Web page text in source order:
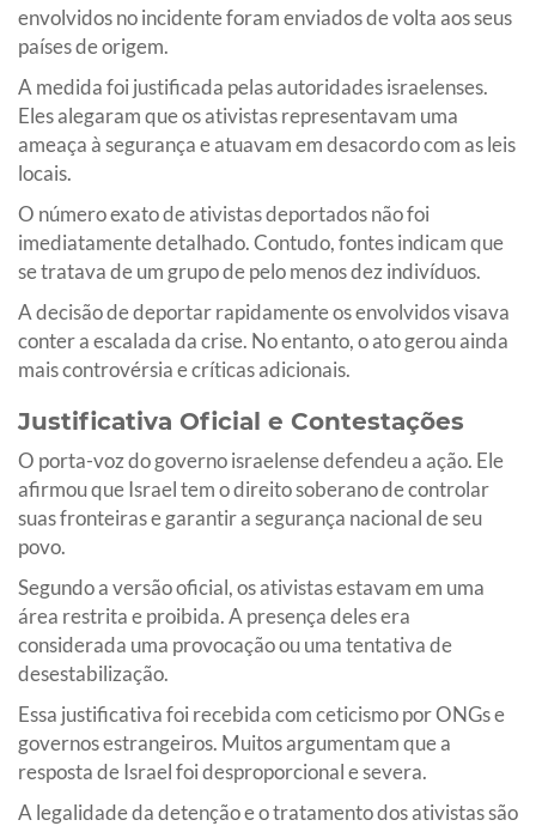
envolvidos no incidente foram enviados de volta aos seus
países de origem.
A medida foi justificada pelas autoridades israelenses.
Eles alegaram que os ativistas representavam uma
ameaça à segurança e atuavam em desacordo com as leis
locais.
O número exato de ativistas deportados não foi
imediatamente detalhado. Contudo, fontes indicam que
se tratava de um grupo de pelo menos dez indivíduos.
A decisão de deportar rapidamente os envolvidos visava
conter a escalada da crise. No entanto, o ato gerou ainda
mais controvérsia e críticas adicionais.
Justificativa Oficial e Contestações
O porta-voz do governo israelense defendeu a ação. Ele
afirmou que Israel tem o direito soberano de controlar
suas fronteiras e garantir a segurança nacional de seu
povo.
Segundo a versão oficial, os ativistas estavam em uma
área restrita e proibida. A presença deles era
considerada uma provocação ou uma tentativa de
desestabilização.
Essa justificativa foi recebida com ceticismo por ONGs e
governos estrangeiros. Muitos argumentam que a
resposta de Israel foi desproporcional e severa.
A legalidade da detenção e o tratamento dos ativistas são